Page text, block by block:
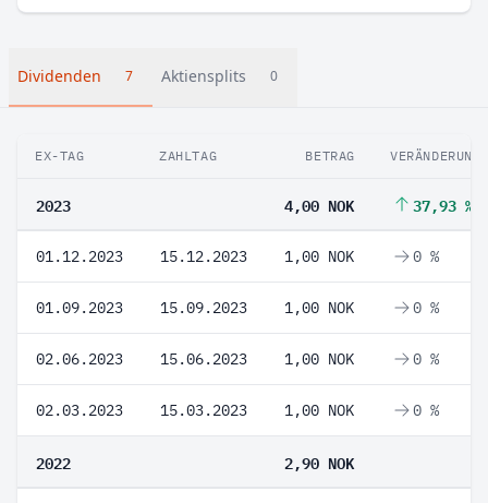
Dividenden 7 Aktiensplits 0
EX-TAG ZAHLTAG BETRAG VERÄNDERUNG
2023 4,00 NOK 37,93 %
01.12.2023 15.12.2023 1,00 NOK 0 %
01.09.2023 15.09.2023 1,00 NOK 0 %
02.06.2023 15.06.2023 1,00 NOK 0 %
02.03.2023 15.03.2023 1,00 NOK 0 %
2022 2,90 NOK